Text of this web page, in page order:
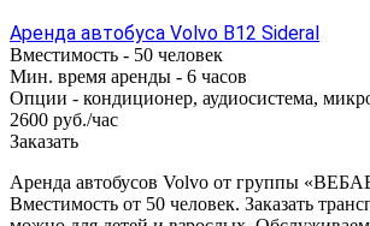
Аренда автобуса Volvo B12 Sideral
Вместимость - 50 человек
Мин. время аренды - 6 часов
Опции - кондиционер, аудиосистема,
2600 руб./час
Заказать
Аренда автобусов Volvo от группы
Вместимость от 50 человек. Заказать